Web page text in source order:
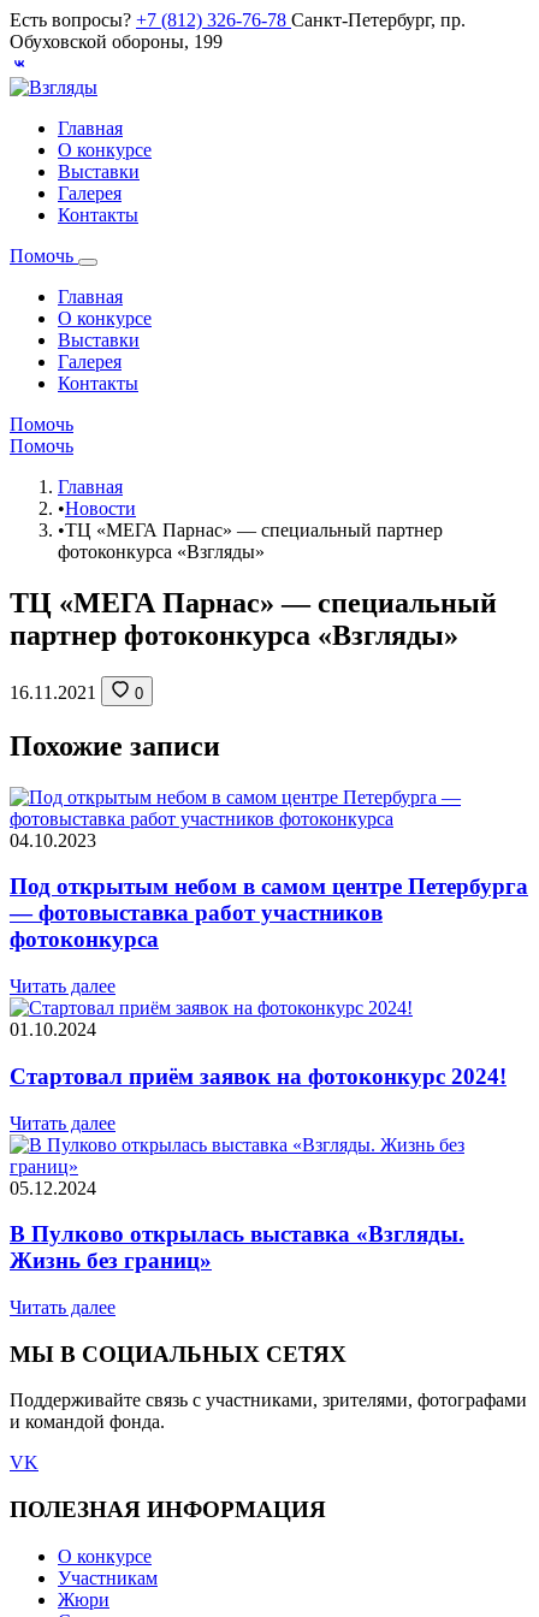
Есть вопросы? +7 (812) 326-76-78 Санкт-Петербург, пр.
Обуховской обороны, 199
Главная
О конкурсе
Выставки
Галерея
Контакты
Помочь
Главная
О конкурсе
Выставки
Галерея
Контакты
Помочь
Помочь
Главная
•Новости
•ТЦ «МЕГА Парнас» — специальный партнер
фотоконкурса «Взгляды»
ТЦ «МЕГА Парнас» — специальный
партнер фотоконкурса «Взгляды»
16.11.2021 0
Похожие записи
04.10.2023
Под открытым небом в самом центре Петербурга
— фотовыставка работ участников
фотоконкурса
Читать далее
01.10.2024
Стартовал приём заявок на фотоконкурс 2024!
Читать далее
05.12.2024
В Пулково открылась выставка «Взгляды.
Жизнь без границ»
Читать далее
МЫ В СОЦИАЛЬНЫХ СЕТЯХ
Поддерживайте связь с участниками, зрителями, фотографами
и командой фонда.
VK
ПОЛЕЗНАЯ ИНФОРМАЦИЯ
О конкурсе
Участникам
Жюри